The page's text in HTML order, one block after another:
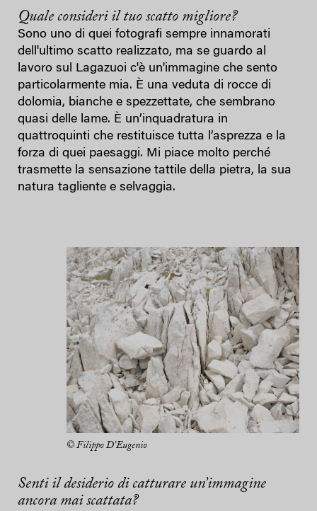
Quale consideri il tuo scatto migliore?
Sono uno di quei fotografi sempre innamorati
dell'ultimo scatto realizzato, ma se guardo al
lavoro sul Lagazuoi c'è un'immagine che sento
particolarmente mia. È una veduta di rocce di
dolomia, bianche e spezzettate, che sembrano
quasi delle lame. È un’inquadratura in
quattroquinti che restituisce tutta l’asprezza e la
forza di quei paesaggi. Mi piace molto perché
trasmette la sensazione tattile della pietra, la sua
natura tagliente e selvaggia.
© Filippo D’Eugenio
Senti il desiderio di catturare un’immagine
ancora mai scattata?